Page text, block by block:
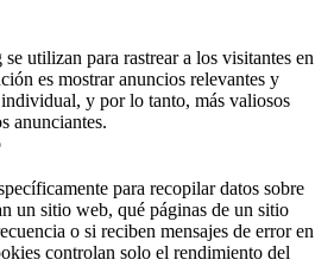
utilizan para rastrear a los visitantes en
es mostrar anuncios relevantes y
y por lo tanto, más valiosos
anunciantes.
para recopilar datos sobre
un sitio web, qué páginas de un sitio
o si reciben mensajes de error en
controlan solo el rendimiento del